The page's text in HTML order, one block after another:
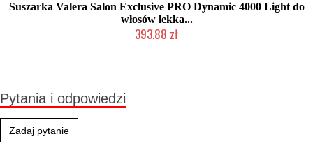
Suszarka Valera Salon Exclusive PRO Dynamic 4000 Light do
włosów lekka...
393,88 zł
Pytania i odpowiedzi
Zadaj pytanie